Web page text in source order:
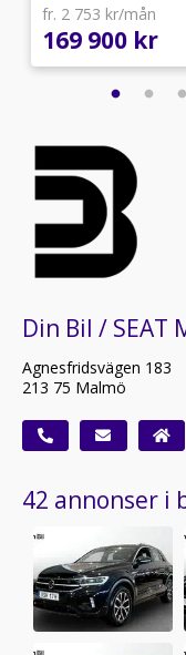
fr. 2 753 kr/mån
169 900 kr
Din Bil / SEAT
Agnesfridsvägen 183
213 75 Malmö
42 annonser i